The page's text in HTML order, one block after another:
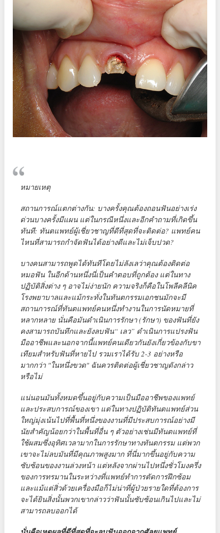
หมายเหตุ
สถานการณ์แตกต่างกัน: บางครั้งคุณต้องถอนฟันอย่างเร่ง
ด่วนบางครั้งมีแผน แต่ในกรณีหนึ่งและอีกคำถามที่เกิดขึ้น
ทันที: ทันตแพทย์ผู้เชี่ยวชาญที่ดีที่สุดที่จะติดต่อ? แพทย์คน
ไหนที่สามารถกำจัดฟันได้อย่างดีและไม่เจ็บปวด?
บางคนสามารถพูดได้ทันทีโดยไม่ลังเลว่าคุณต้องติดต่อ
หมอฟัน ในอีกด้านหนึ่งนี่เป็นคำตอบที่ถูกต้อง แต่ในทาง
ปฏิบัติสิ่งต่าง ๆ อาจไม่ง่ายนัก ความจริงก็คือในโพลีคลีนิค
โรงพยาบาลและแม้กระทั่งในทันตกรรมเอกชนมักจะมี
สถานการณ์ที่ทันตแพทย์คนหนึ่งทำงานในการนัดหมายที่
หลากหลาย นั่นคือมันดำเนินการรักษา (รักษา) ของฟันที่ยัง
คงสามารถบันทึกและยังลบฟัน“ เลว” ดำเนินการแปรงฟัน
มืออาชีพและนอกจากนี้แพทย์คนเดียวกันยังเกี่ยวข้องกับขา
เทียมสำหรับฟันที่หายไป รวมเราได้รับ 2-3 อย่างหรือ
มากกว่า "ในหนึ่งขวด" ฉันควรติดต่อผู้เชี่ยวชาญดังกล่าว
หรือไม่
แน่นอนมันทั้งหมดขึ้นอยู่กับความเป็นมืออาชีพของแพทย์
และประสบการณ์ของเขา แต่ในทางปฏิบัติทันตแพทย์ส่วน
ใหญ่มุ่งเน้นไปที่พื้นที่หนึ่งของงานที่มีประสบการณ์อย่างมี
นัยสำคัญน้อยกว่าในพื้นที่อื่น ๆ ตัวอย่างเช่นมีทันตแพทย์ที่
ใช้ผสมซึ่งอุทิศเวลามากในการรักษาทางทันตกรรม แต่พวก
เขาจะไม่ลบมันที่มีคุณภาพสูงมาก ที่นี่มากขึ้นอยู่กับความ
ซับซ้อนของงานล่วงหน้า แต่หลังจากผ่านไปหนึ่งชั่วโมงครึ่ง
ของการทรมานในระหว่างที่แพทย์ทำการตัดการฝึกซ้อม
และแม้แต่สิ่วด้วยเครื่องมือก็ไม่น่าที่ผู้ป่วยรายใดที่ต้องการ
จะได้ยินสิ่งนั้นพวกเขากล่าวว่าฟันนั้นซับซ้อนเกินไปและไม่
สามารถลบออกได้